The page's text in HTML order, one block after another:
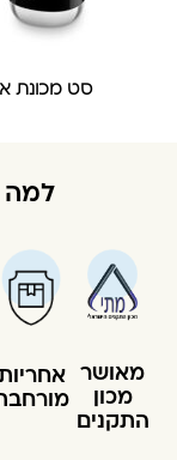
סט מכונת
למה
מאושר
מכון
התקנים